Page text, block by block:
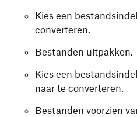
Kies een
converteren.
Bestanden uitpakken.
Kies een
naar te converteren.
Bestanden voorzien